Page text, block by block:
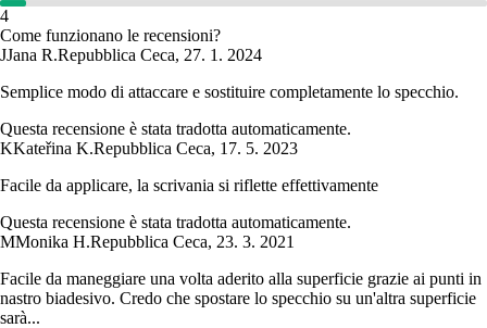
4
Come funzionano le recensioni?
JJana R.Repubblica Ceca, 27. 1. 2024
Semplice modo di attaccare e sostituire completamente lo specchio.
Questa recensione è stata tradotta automaticamente.
KKateřina K.Repubblica Ceca, 17. 5. 2023
Facile da applicare, la scrivania si riflette effettivamente
Questa recensione è stata tradotta automaticamente.
MMonika H.Repubblica Ceca, 23. 3. 2021
Facile da maneggiare una volta aderito alla superficie grazie ai punti in
nastro biadesivo. Credo che spostare lo specchio su un'altra superficie
sarà...